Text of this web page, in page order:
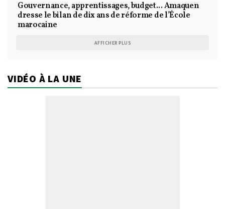
Gouvernance, apprentissages, budget... Amaquen
dresse le bilan de dix ans de réforme de l’École
marocaine
AFFICHER PLUS
VIDÉO À LA UNE